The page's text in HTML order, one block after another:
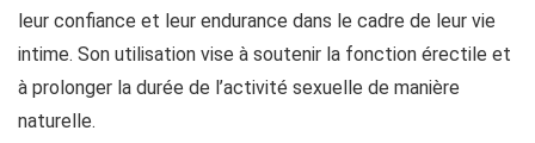
leur confiance et leur endurance dans le cadre de leur vie
intime. Son utilisation vise à soutenir la fonction érectile et
à prolonger la durée de l’activité sexuelle de manière
naturelle.